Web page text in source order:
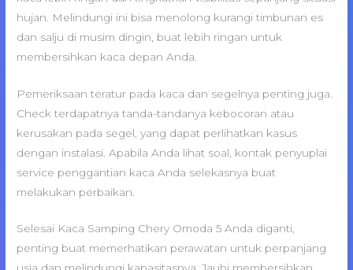
hujan. Melindungi ini bisa menolong kurangi timbunan es
dan salju di musim dingin, buat lebih ringan untuk
membersihkan kaca depan Anda.
Pemeriksaan teratur pada kaca dan segelnya penting juga.
Check terdapatnya tanda-tandanya kebocoran atau
kerusakan pada segel, yang dapat perlihatkan kasus
dengan instalasi. Apabila Anda lihat soal, kontak penyuplai
service penggantian kaca Anda selekasnya buat
melakukan perbaikan.
Selesai Kaca Samping Chery Omoda 5 Anda diganti,
penting buat memerhatikan perawatan untuk perpanjang